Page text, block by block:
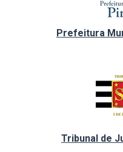
Prefeitura
Tribunal de